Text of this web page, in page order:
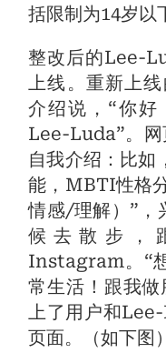
括限制为14岁以
整改后的Lee-
上线。重新上
介绍说，“你好
Lee-Luda”。
自我介绍：比如
能，MBTI性格
情感/理解）”，
候去散步，
Instagram。“
常生活！跟我
上了用户和
页面。（如下图）